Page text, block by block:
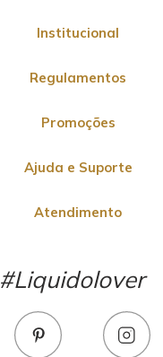
Institucional
Regulamentos
Promoções
Ajuda e Suporte
Atendimento
#Liquidolover